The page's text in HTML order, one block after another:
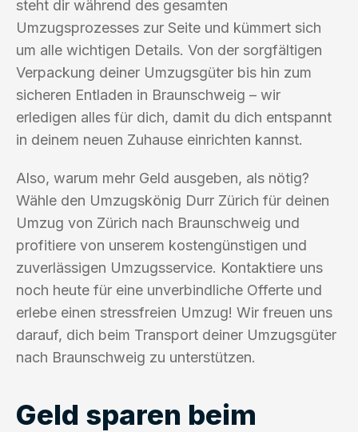
steht dir während des gesamten
Umzugsprozesses zur Seite und kümmert sich
um alle wichtigen Details. Von der sorgfältigen
Verpackung deiner Umzugsgüter bis hin zum
sicheren Entladen in Braunschweig – wir
erledigen alles für dich, damit du dich entspannt
in deinem neuen Zuhause einrichten kannst.
Also, warum mehr Geld ausgeben, als nötig?
Wähle den Umzugskönig Durr Zürich für deinen
Umzug von Zürich nach Braunschweig und
profitiere von unserem kostengünstigen und
zuverlässigen Umzugsservice. Kontaktiere uns
noch heute für eine unverbindliche Offerte und
erlebe einen stressfreien Umzug! Wir freuen uns
darauf, dich beim Transport deiner Umzugsgüter
nach Braunschweig zu unterstützen.
Geld sparen beim